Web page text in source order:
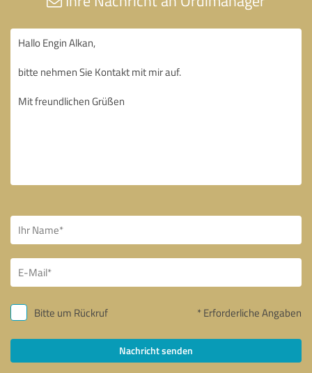
Bitte um Rückruf * Erforderliche Angaben
Nachricht senden